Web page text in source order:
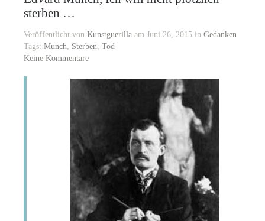
sterben …
Veröffentlicht von Kunstguerillaam Juni 26, 2015 in Gedanken
Tags: Munch Sterben Tod
Keine Kommentare